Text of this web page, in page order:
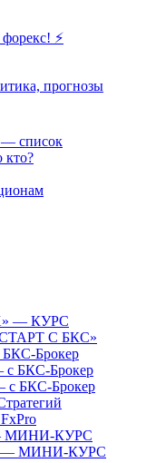
⚡
прогнозы
список
кто?
— КУРС
С БКС»
БКС-Брокер
с БКС-Брокер
с БКС-Брокер
— МИНИ-КУРС
— МИНИ-КУРС